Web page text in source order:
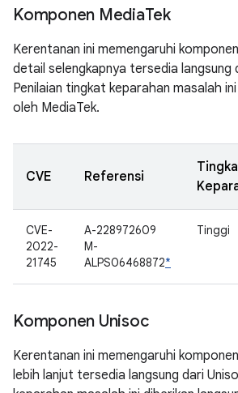
Komponen MediaTek
Kerentanan ini memengaruhi
detail selengkapnya tersedia langsung
Penilaian tingkat keparahan masalah
oleh MediaTek.
CVE Referensi
CVE-
2022-
21745
A-228972609
M-
ALPS06468872*
Tinggi
Komponen Unisoc
Kerentanan ini memengaruhi
lebih lanjut tersedia langsung dari